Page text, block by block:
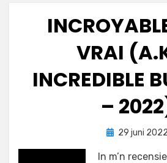
VRAI
INCREDIBLE
–
door
Geplaatst
29 juni 2022
In m’n